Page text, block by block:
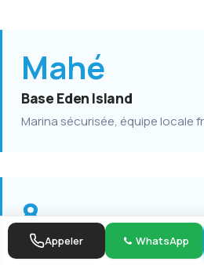
Mahé
Base Eden Island
Marina sécurisée, équipe locale
8
Catamarans Lagoon
Appeler WhatsApp